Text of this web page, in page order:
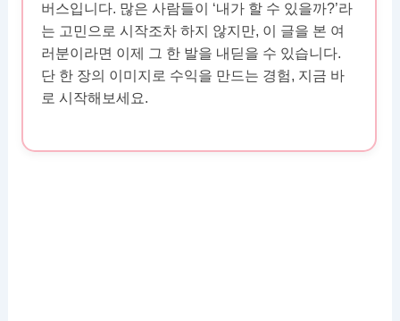
버스입니다. 많은 사람들이 ‘내가 할 수 있을까?’라
는 고민으로 시작조차 하지 않지만, 이 글을 본 여
러분이라면 이제 그 한 발을 내딛을 수 있습니다.
단 한 장의 이미지로 수익을 만드는 경험, 지금 바
로 시작해보세요.